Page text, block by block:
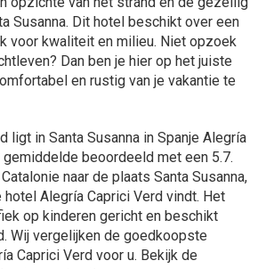
Susanna. Dit hotel beschikt over een
voor kwaliteit en milieu. Niet opzoek
Dan ben je hier op het juiste
en rustig van je vakantie te
ligt in Santa Susanna in Spanje Alegría
beoordeeld met een 5.7.
naar de plaats Santa Susanna,
Alegría Caprici Verd vindt. Het
op kinderen gericht en beschikt
Wij vergelijken de goedkoopste
Caprici Verd voor u. Bekijk de